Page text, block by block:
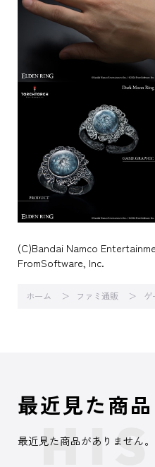
(C)Bandai Namco
FromSoftware, Inc.
ホーム ファミ通販 ゲ
最近見た商品
最近見た商品がありません。